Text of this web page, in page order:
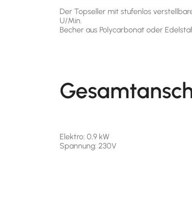
Der Topseller mit stufenlos
U/Min.
Becher aus Polycarbonat oder
Elektro: 0,9 kW
Spannung: 230V